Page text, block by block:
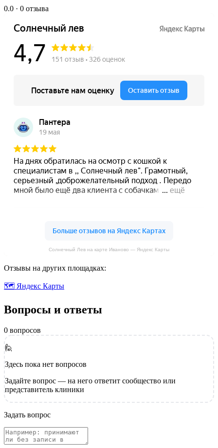
0.0 · 0 отзыва
Солнечный Лев на карте Иваново — Яндекс Карты
Отзывы на других площадках:
🗺 Яндекс Карты
Вопросы и ответы
0 вопросов
🙋
Здесь пока нет вопросов
Задайте вопрос — на него ответит сообщество или
представитель клиники
Задать вопрос